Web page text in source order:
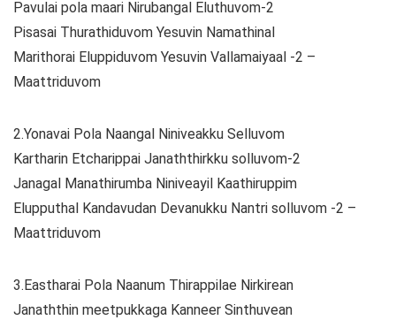
Pavulai pola maari Nirubangal Eluthuvom-2
Pisasai Thurathiduvom Yesuvin Namathinal
Marithorai Eluppiduvom Yesuvin Vallamaiyaal -2 –
Maattriduvom
2.Yonavai Pola Naangal Niniveakku Selluvom
Kartharin Etcharippai Janaththirkku solluvom-2
Janagal Manathirumba Niniveayil Kaathiruppim
Elupputhal Kandavudan Devanukku Nantri solluvom -2 –
Maattriduvom
3.Eastharai Pola Naanum Thirappilae Nirkirean
Janaththin meetpukkaga Kanneer Sinthuvean